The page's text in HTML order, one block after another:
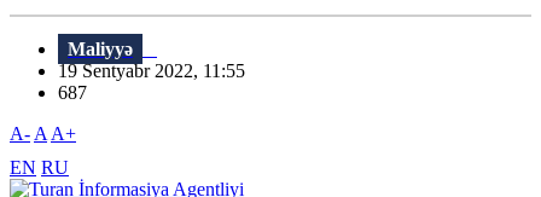
Maliyyə
19 Sentyabr 2022, 11:55
687
A- A A+
EN RU